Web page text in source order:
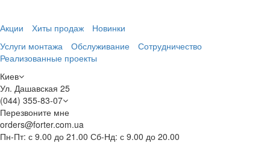
Акции Хиты продаж
Новинки
Услуги монтажа
Обслуживание
Сотрудничество
Реализованные проекты
Киев
Ул. Дашавская 25
(044) 355-83-07
Перезвоните мне
orders@forter.com.ua
Пн-Пт: с 9.00 до 21.00 Сб-Нд: с 9.00 до 20.00